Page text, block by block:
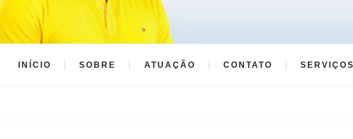
INÍCIO SOBRE ATUAÇÃO CONTATO